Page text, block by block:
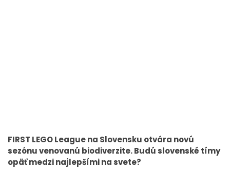
FIRST LEGO League na Slovensku otvára novú
sezónu venovanú biodiverzite. Budú slovenské tímy
opäť medzi najlepšími na svete?